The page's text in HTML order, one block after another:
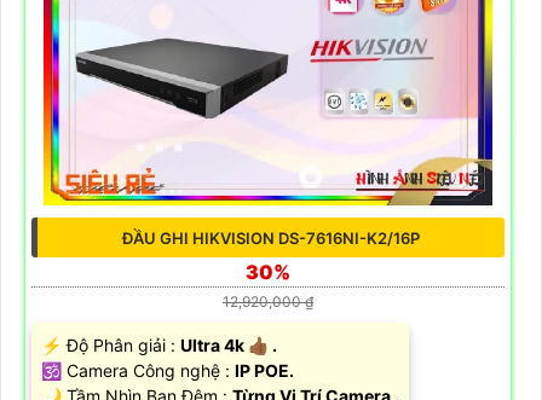
ĐẦU GHI HIKVISION DS-7616NI-K2/16P
30%
12,920,000 ₫
️⚡ Độ Phân giải : Ultra 4k 👍🏾 .
🕉️ Camera Công nghệ : IP POE.